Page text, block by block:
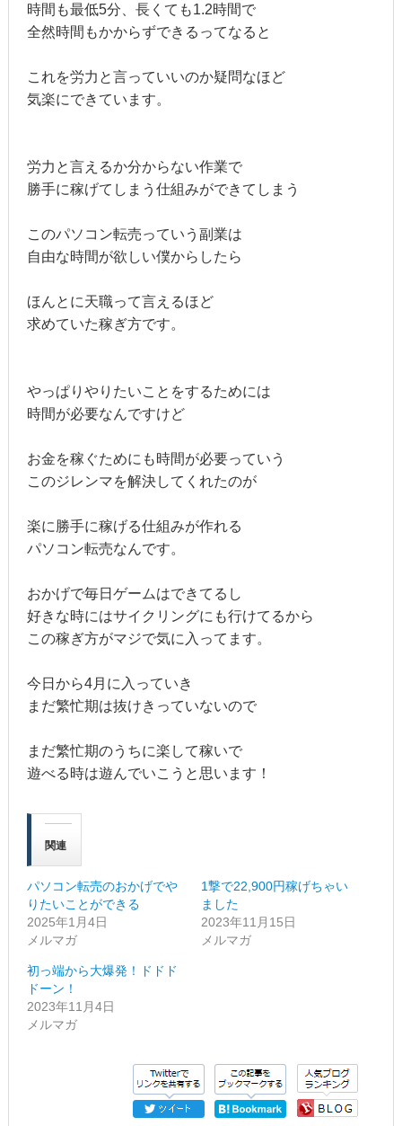
時間も最低5分、長くても1.2時間で
全然時間もかからずできるってなると
これを労力と言っていいのか疑問なほど
気楽にできています。
労力と言えるか分からない作業で
勝手に稼げてしまう仕組みができてしまう
このパソコン転売っていう副業は
自由な時間が欲しい僕からしたら
ほんとに天職って言えるほど
求めていた稼ぎ方です。
やっぱりやりたいことをするためには
時間が必要なんですけど
お金を稼ぐためにも時間が必要っていう
このジレンマを解決してくれたのが
楽に勝手に稼げる仕組みが作れる
パソコン転売なんです。
おかげで毎日ゲームはできてるし
好きな時にはサイクリングにも行けてるから
この稼ぎ方がマジで気に入ってます。
今日から4月に入っていき
まだ繁忙期は抜けきっていないので
まだ繁忙期のうちに楽して稼いで
遊べる時は遊んでいこうと思います！
関連
パソコン転売のおかげでや
りたいことができる
2025年1月4日
メルマガ
1撃で22,900円稼げちゃい
ました
2023年11月15日
メルマガ
初っ端から大爆発！ドドド
ドーン！
2023年11月4日
メルマガ